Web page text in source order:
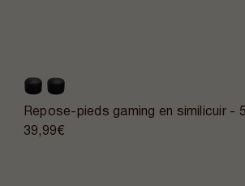
Repose-pieds gaming en similicuir -
39,99€